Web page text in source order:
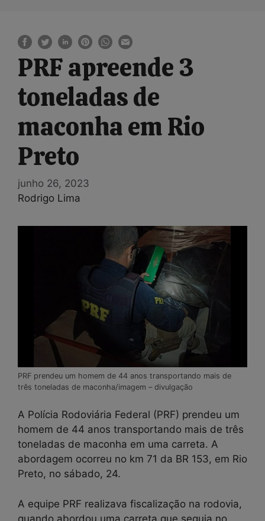
PRF apreende 3
toneladas de
maconha em Rio
Preto
junho 26, 2023
Rodrigo Lima
PRF prendeu um homem de 44 anos transportando mais de
três toneladas de maconha/imagem – divulgação
A Polícia Rodoviária Federal (PRF) prendeu um
homem de 44 anos transportando mais de três
toneladas de maconha em uma carreta. A
abordagem ocorreu no km 71 da BR 153, em Rio
Preto, no sábado, 24.
A equipe PRF realizava fiscalização na rodovia,
quando abordou uma carreta que seguia no